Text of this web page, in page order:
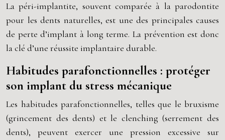
La péri-implantite, souvent comparée à la parodontite
pour les dents naturelles, est une des principales causes
de perte d’implant à long terme. La prévention est donc
la clé d’une réussite implantaire durable.
Habitudes parafonctionnelles : protéger
son implant du stress mécanique
Les habitudes parafonctionnelles, telles que le bruxisme
(grincement des dents) et le clenching (serrement des
dents), peuvent exercer une pression excessive sur